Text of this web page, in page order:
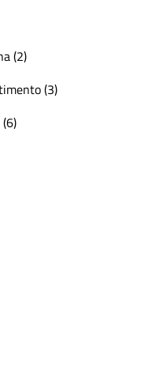
(2)
(3)